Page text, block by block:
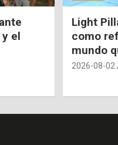
el
Light
como
mundo
2026-08-02